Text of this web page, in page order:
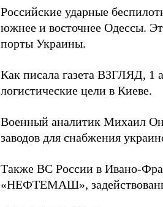
Российские ударные
южнее и восточнее Одессы.
порты Украины.
Как писала газета ВЗГЛЯД, 1
логистические цели в Киеве.
Военный аналитик Михаил
заводов для снабжения
Также ВС России в Ивано-
«НЕФТЕМАШ»,